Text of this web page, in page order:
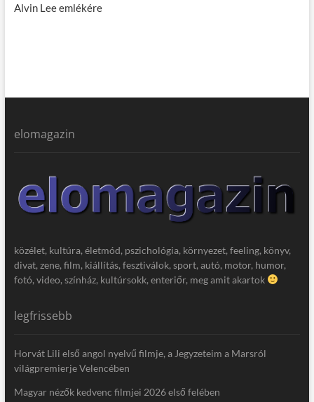
Alvin Lee emlékére
elomagazin
közélet, kultúra, életmód, pszichológia, környezet, feeling, könyv,
divat, zene, film, kiállítás, fesztiválok, sport, autó, motor, humor,
fotó, video, színház, kultúrsokk, enteriőr, meg amit akartok
legfrissebb
Horvát Lili első angol nyelvű filmje, a Jegyzeteim a Marsról
világpremierje Velencében
Magyar nézők kedvenc filmjei 2026 első felében